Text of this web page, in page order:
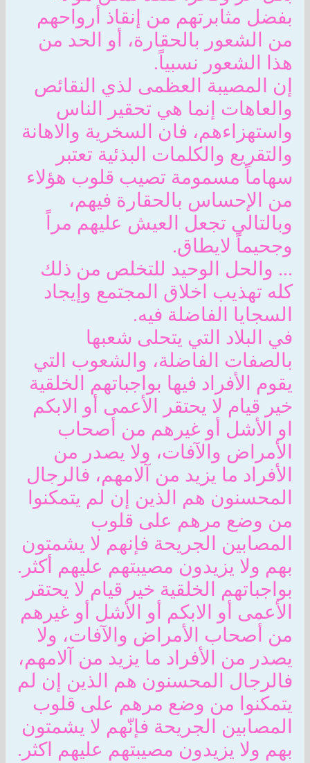
بفضل مثابرتهم من إنقاذ أرواحهم
من الشعور بالحقارة، أو الحد من
هذا الشعور نسبياً.
إن المصيبة العظمى لذي النقائص
والعاهات إنما هي تحقير الناس
واستهزاءهم، فان السخرية والاهانة
والتقريع والكلمات البذئية تعتبر
سهاماً مسمومة تصيب قلوب هؤلاء
من الإحساس بالحقارة فيهم،
وبالتالي تجعل العيش عليهم مراً
وجحيماً لايطاق.
... والحل الوحيد للتخلص من ذلك
كله تهذيب اخلاق المجتمع وإيجاد
السجايا الفاضلة فيه.
في البلاد التي يتحلى شعبها
بالصفات الفاضلة، والشعوب التي
يقوم الأفراد فيها بواجباتهم الخلقية
خير قيام لا يحتقر الأعمى أو الابكم
او الأشل أو غيرهم من أصحاب
الأمراض والآفات، ولا يصدر من
الأفراد ما يزيد من آلامهم، فالرجال
المحسنون هم الذين إن لم يتمكنوا
من وضع مرهم على قلوب
المصابين الجريحة فإنهم لا يشمتون
بهم ولا يزيدون مصيبتهم عليهم أكثر.
بواجباتهم الخلقية خير قيام لا يحتقر
الأعمى أو الابكم أو الأشل أو غيرهم
من أصحاب الأمراض والآفات، ولا
يصدر من الأفراد ما يزيد من آلامهم،
فالرجال المحسنون هم الذين إن لم
يتمكنوا من وضع مرهم على قلوب
المصابين الجريحة فإنّهم لا يشمتون
بهم ولا يزيدون مصيبتهم عليهم اكثر.